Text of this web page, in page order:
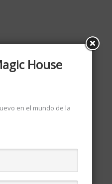
House
en el mundo de la